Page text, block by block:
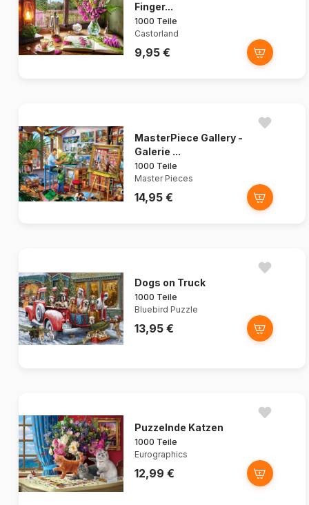
Finger...
1000 Teile
Castorland
9,95 €
MasterPiece Gallery -
Galerie ...
1000 Teile
Master Pieces
14,95 €
Dogs on Truck
1000 Teile
Bluebird Puzzle
13,95 €
Puzzelnde Katzen
1000 Teile
Eurographics
12,99 €